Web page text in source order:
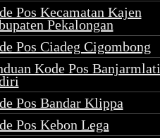
Pos Kecamatan Kajen
Pekalongan
Pos Ciadeg Cigombong
Kode Pos Banjarmlati
Pos Bandar Klippa
Pos Kebon Lega